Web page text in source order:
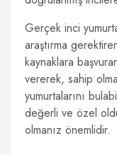
Gerçek inci
araştırma
kaynaklara
vererek, sahip
yumurtalarını
değerli ve özel
olmanız önemlidir.